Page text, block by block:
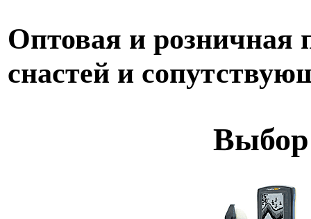
Оптовая и розничная
снастей и
Выбор